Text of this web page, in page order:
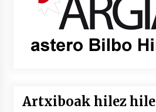
Artxiboak hilez hile